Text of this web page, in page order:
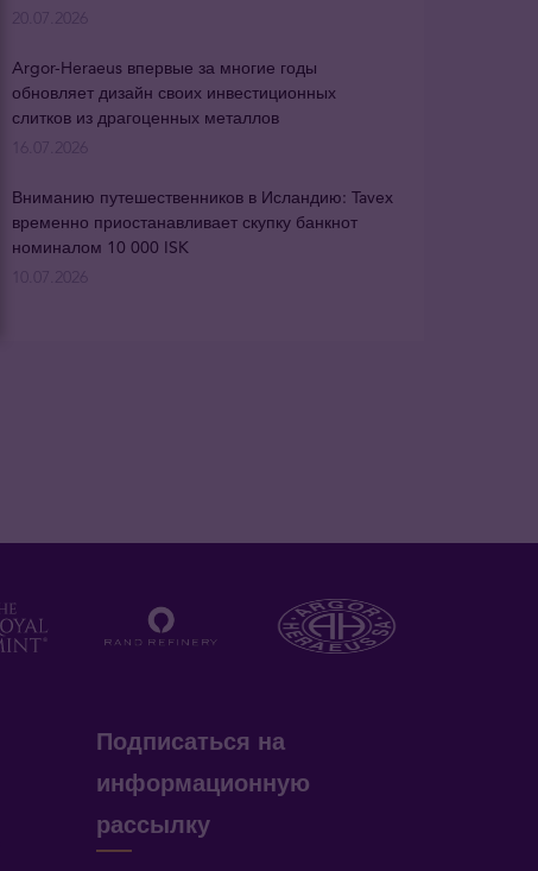
20.07.2026
Argor-Heraeus впервые за многие годы
обновляет дизайн своих инвестиционных
слитков из драгоценных металлов
16.07.2026
Вниманию путешественников в Исландию: Tavex
временно приостанавливает скупку банкнот
номиналом 10 000 ISK
10.07.2026
Подписаться на
информационную
рассылку